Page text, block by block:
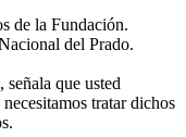
de la Fundación.
del Prado.
que usted
tratar dichos